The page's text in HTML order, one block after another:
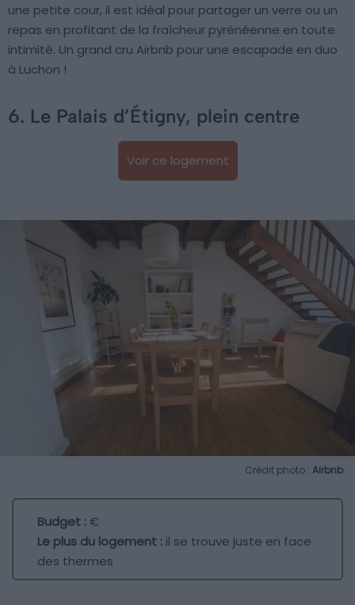
une petite cour, il est idéal pour partager un verre ou un
repas en profitant de la fraîcheur pyrénéenne en toute
intimité. Un grand cru Airbnb pour une escapade en duo
à Luchon !
6. Le Palais d’Étigny, plein centre
Voir ce logement
Crédit photo : Airbnb
Budget :€
Le plus du logement : il se trouve juste en face
des thermes